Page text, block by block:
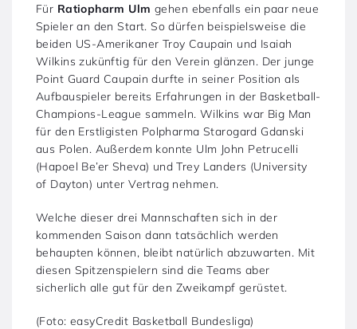
Für Ratiopharm Ulm gehen ebenfalls ein paar neue
Spieler an den Start. So dürfen beispielsweise die
beiden US-Amerikaner Troy Caupain und Isaiah
Wilkins zukünftig für den Verein glänzen. Der junge
Point Guard Caupain durfte in seiner Position als
Aufbauspieler bereits Erfahrungen in der Basketball-
Champions-League sammeln. Wilkins war Big Man
für den Erstligisten Polpharma Starogard Gdanski
aus Polen. Außerdem konnte Ulm John Petrucelli
(Hapoel Be’er Sheva) und Trey Landers (University
of Dayton) unter Vertrag nehmen.
Welche dieser drei Mannschaften sich in der
kommenden Saison dann tatsächlich werden
behaupten können, bleibt natürlich abzuwarten. Mit
diesen Spitzenspielern sind die Teams aber
sicherlich alle gut für den Zweikampf gerüstet.
(Foto: easyCredit Basketball Bundesliga)